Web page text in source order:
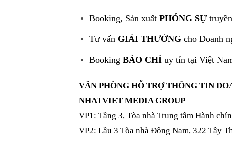
Booking, Sản xuất PHÓNG SỰ
Tư vấn GIẢI THƯỞNGcho Doanh
Booking BÁO CHÍuy tín tại Việt
VĂN PHÒNG HỖ TRỢ THÔNG TIN
NHATVIET MEDIA GROUP
VP1: Tầng 3, Tòa nhà Trung tâm Hành
VP2: Lầu 3 Tòa nhà Đông Nam, 322 Tây